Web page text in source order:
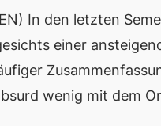
In den letzten
einer
wenig mit dem